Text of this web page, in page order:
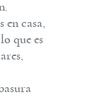
en casa,
que es